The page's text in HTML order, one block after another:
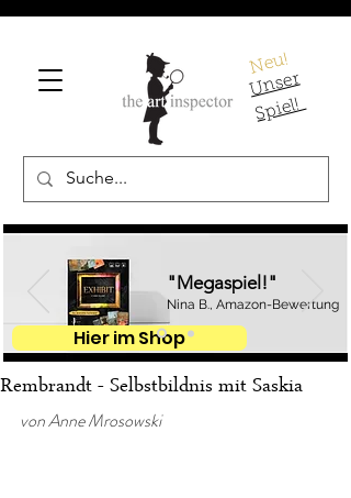
Neu!
U
ns
er
S
pi
el!
"Megaspiel!"
Nina B., Amazon-Bewertung
Hier im Shop
Rembrandt - Selbstbildnis mit Saskia
von Anne Mrosowski